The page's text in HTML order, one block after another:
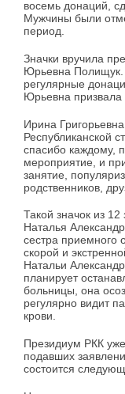
восемь донаций,
Мужчины были
период.
Значки вручила
Юрьевна Полищук.
регулярные
Юрьевна призвала
Ирина
Республиканской
спасибо каждому,
мероприятие, и
занятие,
родственников,
Такой значок из
Наталья
сестра приемного
скорой и
Натальи
планирует
больницы, она
регулярно видит
крови.
Президиум РКК
подавших
состоится